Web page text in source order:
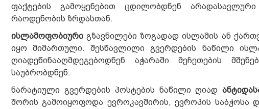
ფაქტების გამოყენებით ცდილობდნენ არადასავლური
რაოდენობის ზრდასთან.
ისლამოფობიური გზავნილები ზოგადად ისლამის ან
იყო მიმართული. შესწავლილი გვერდების ნაწილი
ღიადეწინააღმდეგებოდნენ აჭარაში მეჩეთების
საუბრობდნენ.
ნარატიული გვერდების პოსტების ნაწილი ღიად
შორის გამოიყოფოდა ევროკავშირის, ევროპის საბჭოსა